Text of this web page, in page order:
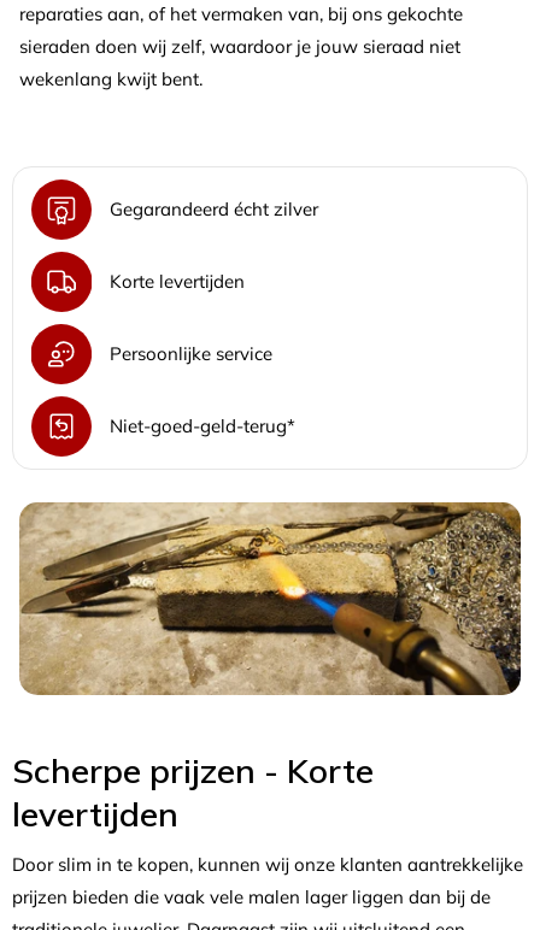
reparaties aan, of het vermaken van, bij ons gekochte
sieraden doen wij zelf, waardoor je jouw sieraad niet
wekenlang kwijt bent.
Gegarandeerd écht zilver
Korte levertijden
Persoonlijke service
Niet-goed-geld-terug*
Scherpe prijzen - Korte
levertijden
Door slim in te kopen, kunnen wij onze klanten aantrekkelijke
prijzen bieden die vaak vele malen lager liggen dan bij de